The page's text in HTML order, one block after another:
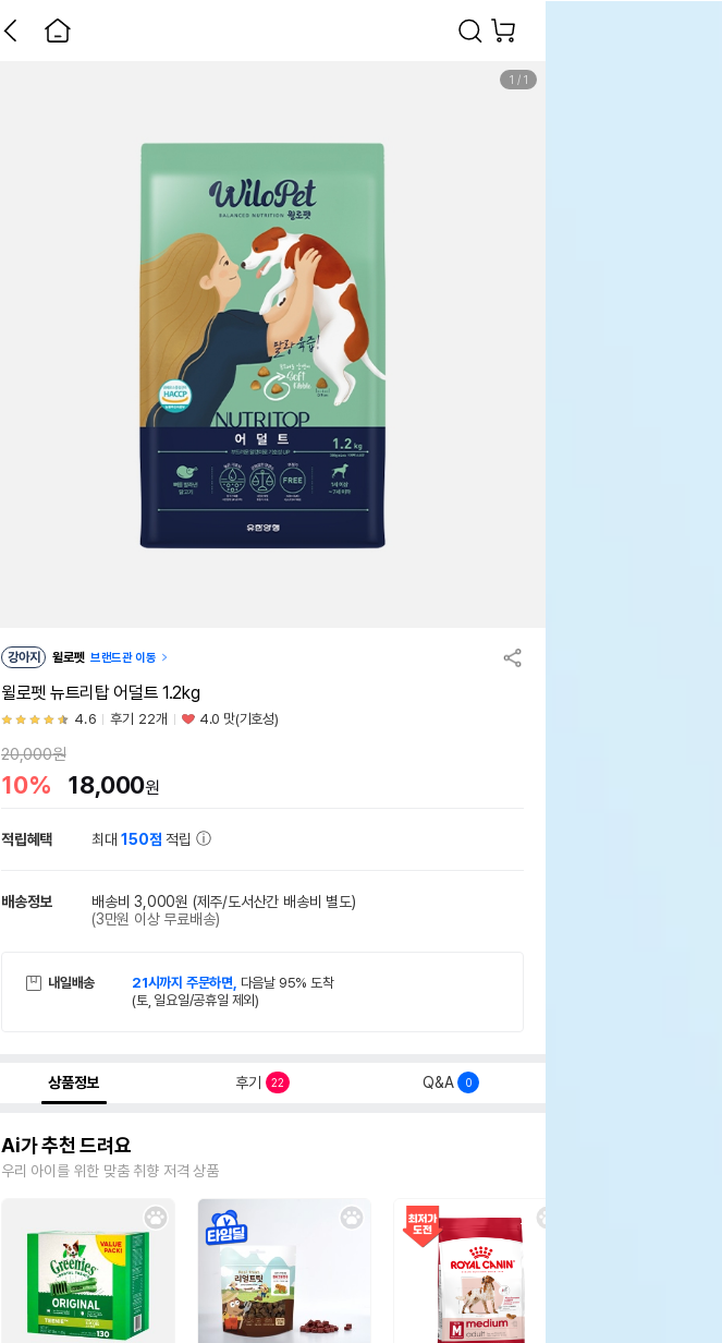
1 / 1
강아지 윌로펫 브랜드관 이동
윌로펫 뉴트리탑 어덜트 1.2kg
4.6 후기 22개 4.0 맛(기호성)
20,000원
10% 18,000원
적립혜택 최대150점 적립
배송정보 배송비 3,000원 (제주/도서산간 배송비 별도)
(3만원 이상 무료배송)
내일배송 21시까지 주문하면, 다음날 95% 도착
(토, 일요일/공휴일 제외)
상품정보 후기 22 Q&A 0
Ai가 추천 드려요
우리 아이를 위한 맞춤 취향 저격 상품